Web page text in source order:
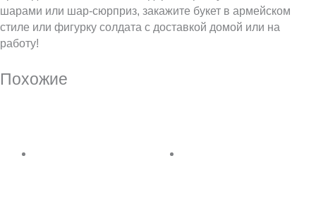
шарами или шар-сюрприз, закажите букет в армейском
стиле или фигурку солдата с доставкой домой или на
работу!
Похожие